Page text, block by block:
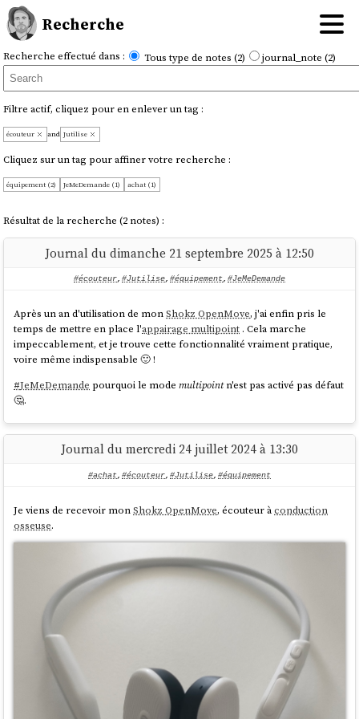
Recherche
Recherche effectué dans : Tous type de notes (2) journal_note (2)
Filtre actif, cliquez pour en enlever un tag :
écouteur and Jutilise
Cliquez sur un tag pour affiner votre recherche :
équipement (2) JeMeDemande (1) achat (1)
Résultat de la recherche (2 notes) :
Journal du dimanche 21 septembre 2025 à 12:50
#écouteur, #Jutilise, #équipement, #JeMeDemande
Après un an d'utilisation de monShokz OpenMove, j'ai enfin pris le
temps de mettre en place l'appairage multipoint . Cela marche
impeccablement, et je trouve cette fonctionnalité vraiment pratique,
voire même indispensable 🙂 !
#JeMeDemande pourquoi le modemultipointn'est pas activé pas défaut
🤔.
Journal du mercredi 24 juillet 2024 à 13:30
#achat, #écouteur, #Jutilise, #équipement
Je viens de recevoir monShokz OpenMove, écouteur àconduction
osseuse.